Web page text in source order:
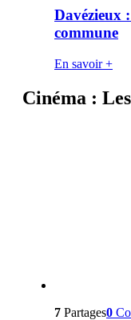
Davézieux
commune
En savoir +
Cinéma :
7 Partages0